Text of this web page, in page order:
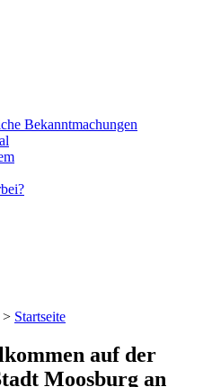
Bekanntmachungen
> Startseite
auf der
Moosburg an